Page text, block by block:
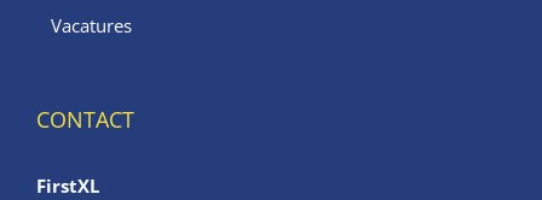
Vacatures
CONTACT
FirstXL